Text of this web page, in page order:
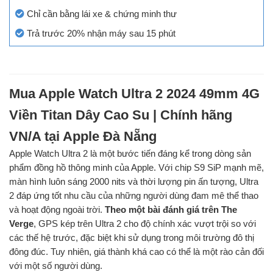
Chỉ cần bằng lái xe & chứng minh thư
Trả trước 20% nhận máy sau 15 phút
Mua Apple Watch Ultra 2 2024 49mm 4G
Viền Titan Dây Cao Su | Chính hãng
VN/A tại Apple Đà Nẵng
Apple Watch Ultra 2 là một bước tiến đáng kể trong dòng sản
phẩm đồng hồ thông minh của Apple. Với chip S9 SiP mạnh mẽ,
màn hình luôn sáng 2000 nits và thời lượng pin ấn tượng, Ultra
2 đáp ứng tốt nhu cầu của những người dùng đam mê thể thao
và hoạt động ngoài trời. Theo một bài đánh giá trên The
Verge, GPS kép trên Ultra 2 cho độ chính xác vượt trội so với
các thế hệ trước, đặc biệt khi sử dụng trong môi trường đô thị
đông đúc. Tuy nhiên, giá thành khá cao có thể là một rào cản đối
với một số người dùng.